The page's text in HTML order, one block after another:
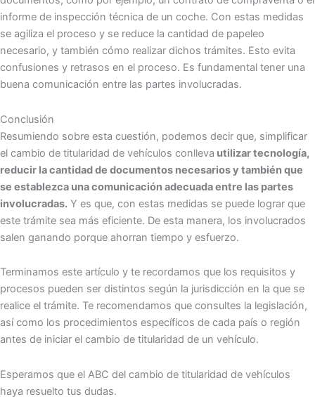
informe de inspección técnica de un coche. Con estas medidas
se agiliza el proceso y se reduce la cantidad de papeleo
necesario, y también cómo realizar dichos trámites. Esto evita
confusiones y retrasos en el proceso. Es fundamental tener una
buena comunicación entre las partes involucradas.
Conclusión
Resumiendo sobre esta cuestión, podemos decir que, simplificar
el cambio de titularidad de vehículos conlleva utilizar tecnología,
reducir la cantidad de documentos necesarios y también que
se establezca una comunicación adecuada entre las partes
involucradas. Y es que, con estas medidas se puede lograr que
este trámite sea más eficiente. De esta manera, los involucrados
salen ganando porque ahorran tiempo y esfuerzo.
Terminamos este artículo y te recordamos que los requisitos y
procesos pueden ser distintos según la jurisdicción en la que se
realice el trámite. Te recomendamos que consultes la legislación,
así como los procedimientos específicos de cada país o región
antes de iniciar el cambio de titularidad de un vehículo.
Esperamos que el ABC del cambio de titularidad de vehículos
haya resuelto tus dudas.